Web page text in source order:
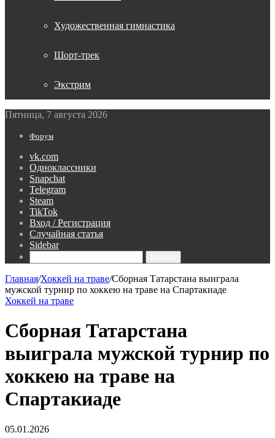
Художественная гимнастика
Шорт-трек
Экстрим
Пятница, 7 августа 2026
Форум
vk.com
Одноклассники
Snapchat
Telegram
Steam
TikTok
Вход / Регистрация
Случайная статья
Sidebar
Главная/Хоккей на траве/Сборная Татарстана выиграла
мужской турнир по хоккею на траве на Спартакиаде
Хоккей на траве
Сборная Татарстана
выиграла мужской турнир по
хоккею на траве на
Спартакиаде
05.01.2026